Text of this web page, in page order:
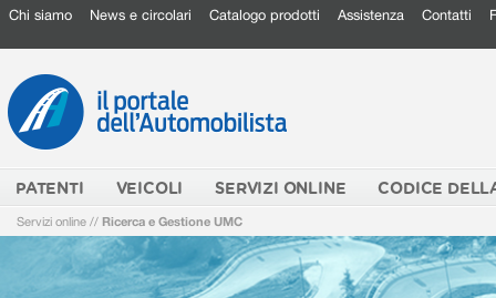
Chi siamo News e circolari Catalogo prodotti Assistenza Contatti
PATENTI VEICOLI SERVIZI ONLINE CODICE
Servizi online // Ricerca e Gestione UMC